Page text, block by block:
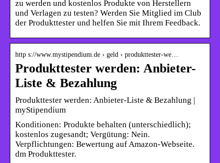
zu werden und kostenlos Produkte von Herstellern
und Verlagen zu testen? Werden Sie Mitglied im Club
der Produkttester und helfen Sie mit Ihrem Feedback.
http s://www.mystipendium.de › geld › produkttester-we…
Produkttester werden: Anbieter-
Liste & Bezahlung
Produkttester werden: Anbieter-Liste & Bezahlung |
myStipendium
Konditionen: Produkte behalten (unterschiedlich);
kostenlos zugesandt; Vergütung: Nein.
Verpflichtungen: Bewertung auf Amazon-Webseite.
dm Produkttester.